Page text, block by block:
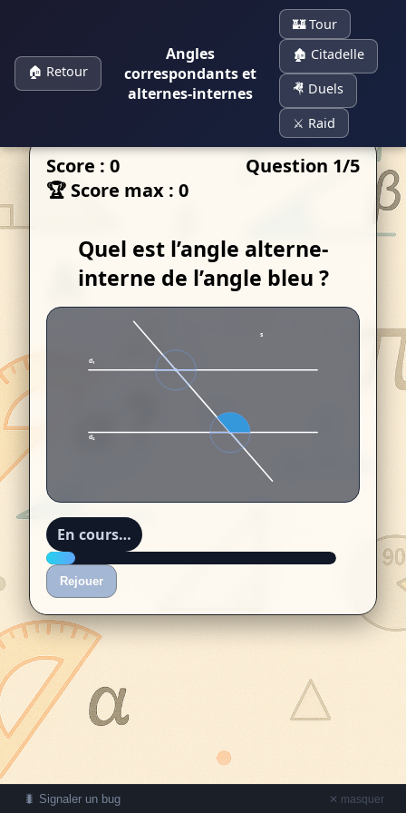
🏠 Retour
Angles
correspondants et
alternes-internes
🏰 Tour
🏚 Citadelle
🤻 Duels
⚔️ Raid
Score : 0 Question 1/5
🏆 Score max : 0
Quel est l’angle alterne-
interne de l’angle bleu ?
d₁
d₂
s
En cours…
Rejouer
🐛 Signaler un bug ✕ masquer